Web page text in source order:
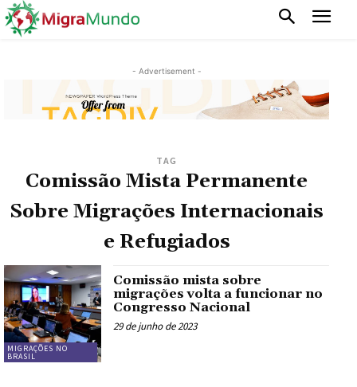
- Advertisement -
TAG
Comissão Mista Permanente
Sobre Migrações Internacionais
e Refugiados
MIGRAÇÕES NO
BRASIL
Comissão mista sobre
migrações volta a funcionar no
Congresso Nacional
29 de junho de 2023